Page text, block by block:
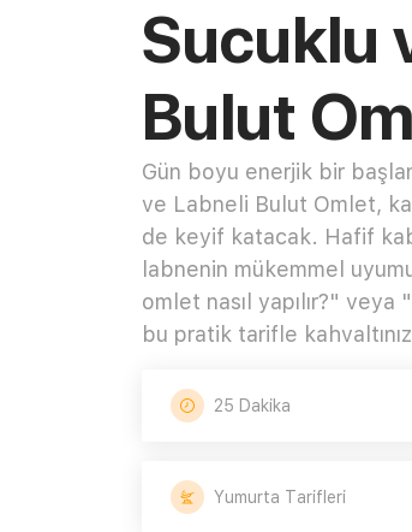
Sucuklu
Bulut
Gün boyu enerjik bir
ve Labneli Bulut Omlet,
de keyif katacak. Hafif
labnenin mükemmel
omlet nasıl yapılır?" veya
bu pratik tarifle
25 Dakika
Yumurta Tarifleri